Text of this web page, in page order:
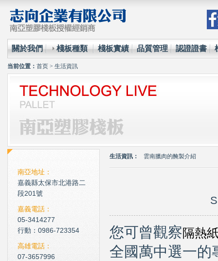
關於我們 棧板種類 棧板實績 品質管理 認證證書
当前位置： 首页 > 生活資訊
南亞地址：
嘉義縣太保市北港路二
段201號
嘉義電話：
05-3414277
行動：0986-723354
高雄電話：
07-3657996
生活資訊： 雲南臘肉的醃製介紹
台塑王永慶的傳奇一生與典
現在科技化的清潔公司
雲南臘肉的醃製介紹
心肌梗塞拍打手肘傳言是假
您可曾觀察隔熱
全國萬中選一的